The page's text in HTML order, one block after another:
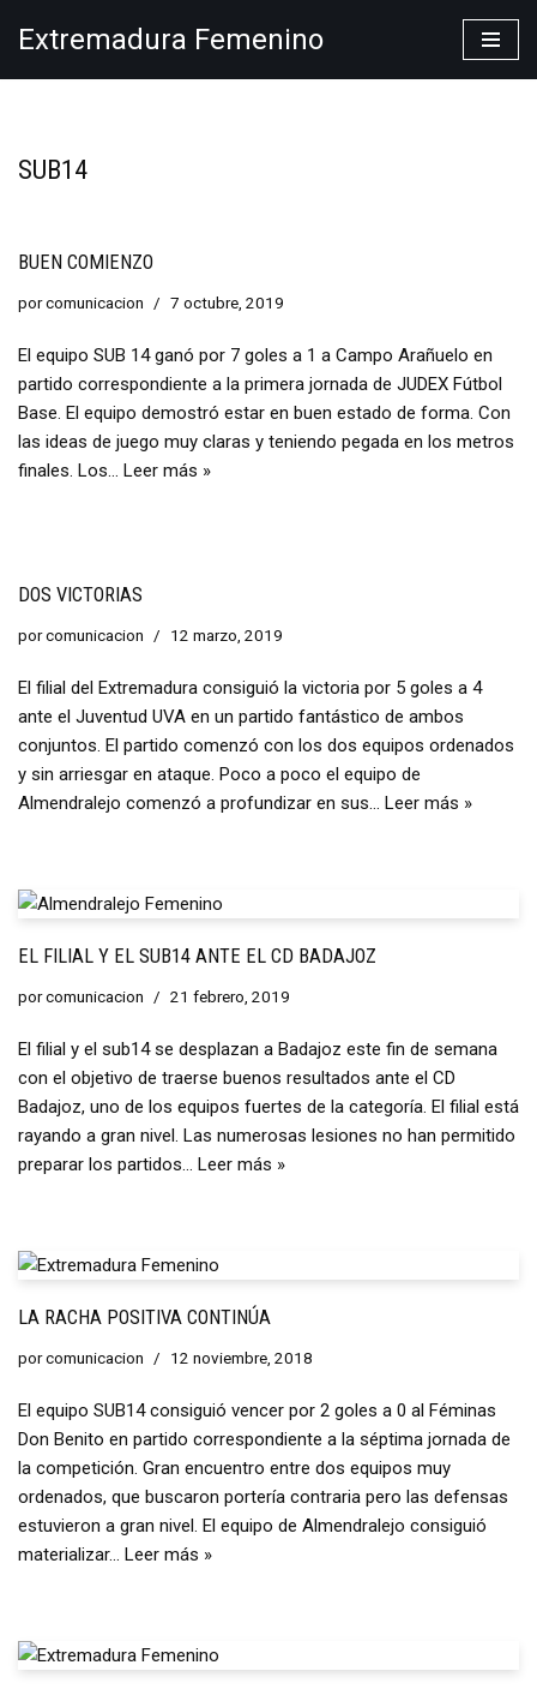
Extremadura Femenino
SUB14
BUEN COMIENZO
porcomunicacion 7 octubre, 2019
El equipo SUB 14 ganó por 7 goles a 1 a Campo Arañuelo en
partido correspondiente a la primera jornada de JUDEX Fútbol
Base. El equipo demostró estar en buen estado de forma. Con
las ideas de juego muy claras y teniendo pegada en los metros
finales. Los… Leer más »
DOS VICTORIAS
porcomunicacion 12 marzo, 2019
El filial del Extremadura consiguió la victoria por 5 goles a 4
ante el Juventud UVA en un partido fantástico de ambos
conjuntos. El partido comenzó con los dos equipos ordenados
y sin arriesgar en ataque. Poco a poco el equipo de
Almendralejo comenzó a profundizar en sus… Leer más »
EL FILIAL Y EL SUB14 ANTE EL CD BADAJOZ
porcomunicacion 21 febrero, 2019
El filial y el sub14 se desplazan a Badajoz este fin de semana
con el objetivo de traerse buenos resultados ante el CD
Badajoz, uno de los equipos fuertes de la categoría. El filial está
rayando a gran nivel. Las numerosas lesiones no han permitido
preparar los partidos… Leer más »
LA RACHA POSITIVA CONTINÚA
porcomunicacion 12 noviembre, 2018
El equipo SUB14 consiguió vencer por 2 goles a 0 al Féminas
Don Benito en partido correspondiente a la séptima jornada de
la competición. Gran encuentro entre dos equipos muy
ordenados, que buscaron portería contraria pero las defensas
estuvieron a gran nivel. El equipo de Almendralejo consiguió
materializar… Leer más »